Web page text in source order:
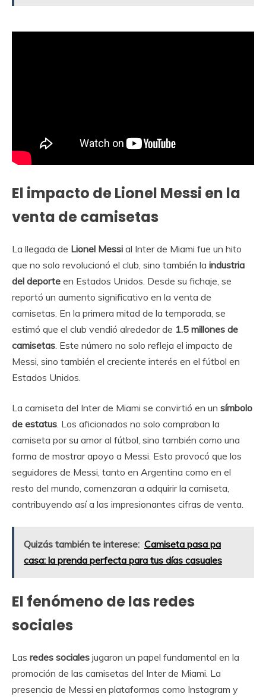
El impacto de Lionel Messi en la
venta de camisetas
La llegada de Lionel Messi al Inter de Miami fue un hito
que no solo revolucionó el club, sino también la industria
del deporte en Estados Unidos. Desde su fichaje, se
reportó un aumento significativo en la venta de
camisetas. En la primera mitad de la temporada, se
estimó que el club vendió alrededor de 1.5 millones de
camisetas . Este número no solo refleja el impacto de
Messi, sino también el creciente interés en el fútbol en
Estados Unidos.
La camiseta del Inter de Miami se convirtió en un símbolo
de estatus . Los aficionados no solo compraban la
camiseta por su amor al fútbol, sino también como una
forma de mostrar apoyo a Messi. Esto provocó que los
seguidores de Messi, tanto en Argentina como en el
resto del mundo, comenzaran a adquirir la camiseta,
contribuyendo así a las impresionantes cifras de venta.
Quizás también te interese: Camiseta pasa pa
casa: la prenda perfecta para tus días casuales
El fenómeno de las redes
sociales
Las redes sociales jugaron un papel fundamental en la
promoción de las camisetas del Inter de Miami. La
presencia de Messi en plataformas como Instagram y